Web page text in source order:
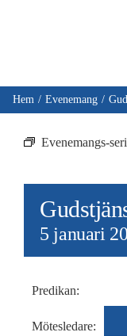
Hem Evenemang
Evenemangs-
5 januari
Predikan:
Mötesledare: